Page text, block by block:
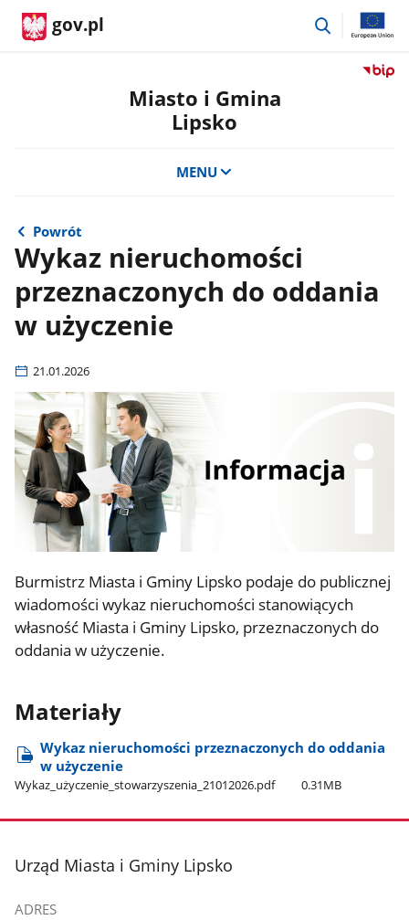
gov.pl
przejdź
Przejdź
Miasto i Gmina
Lipsko
MENU
Powrót
Wykaz nieruchomości
przeznaczonych do oddania
w użyczenie
21.01.2026
Burmistrz Miasta i Gminy Lipsko podaje do publicznej
wiadomości wykaz nieruchomości stanowiących
własność Miasta i Gminy Lipsko, przeznaczonych do
oddania w użyczenie.
Materiały
Wykaz nieruchomości przeznaczonych do oddania
w użyczenie
Wykaz​_użyczenie​_stowarzyszenia​_21012026.pdf 0.31MB
stopka
Urząd Miasta i Gminy Lipsko
ADRES